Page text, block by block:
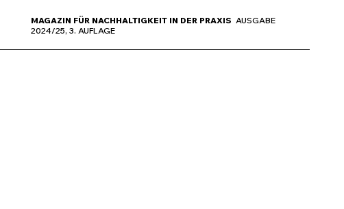
MAGAZIN FÜR NACHHALTIGKEIT IN DER PRAXIS AUSGABE
2024/25, 3. AUFLAGE